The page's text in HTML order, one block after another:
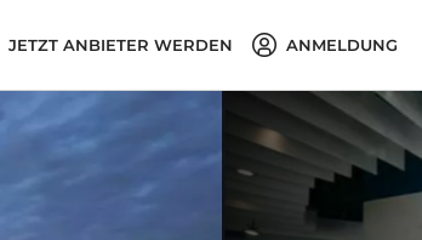
JETZT ANBIETER WERDEN ANMELDUNG